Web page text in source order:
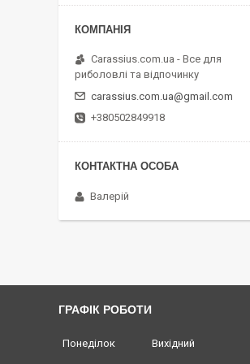
Carassius.com.ua - Все для
риболовлі та відпочинку
carassius.com.ua@gmail.com
+380502849918
Валерій
ГРАФІК РОБОТИ
Понеділок
Вихідний